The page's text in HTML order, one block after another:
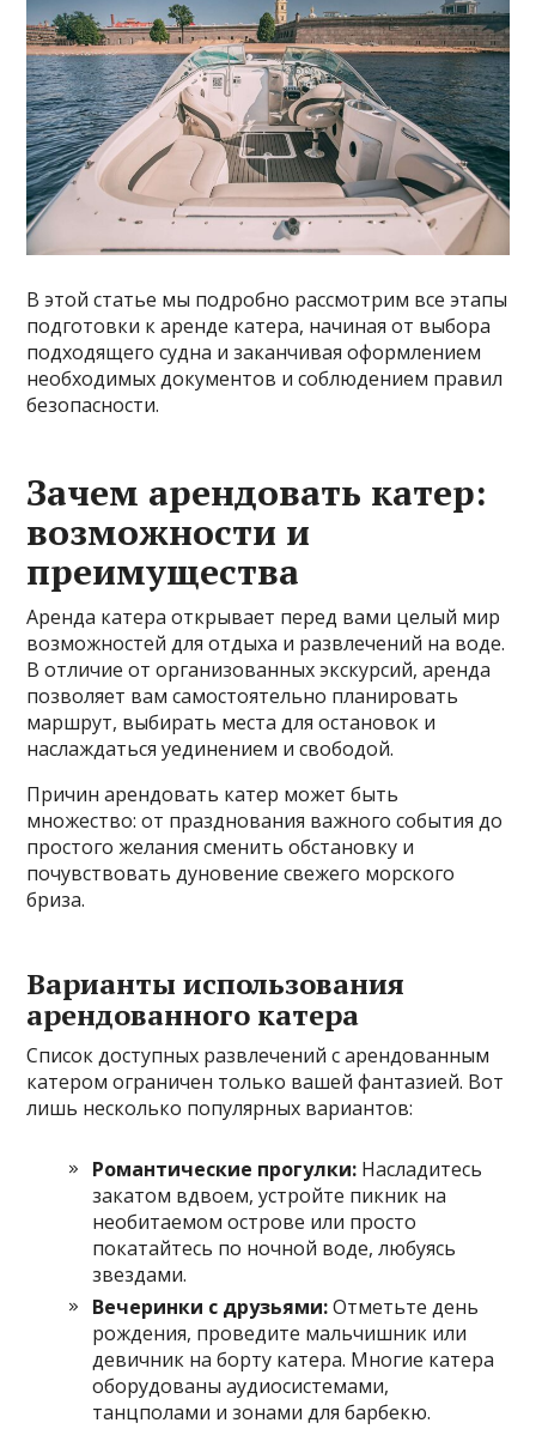
В этой статье мы подробно рассмотрим все этапы
подготовки к аренде катера, начиная от выбора
подходящего судна и заканчивая оформлением
необходимых документов и соблюдением правил
безопасности.
Зачем арендовать катер:
возможности и
преимущества
Аренда катера открывает перед вами целый мир
возможностей для отдыха и развлечений на воде.
В отличие от организованных экскурсий, аренда
позволяет вам самостоятельно планировать
маршрут, выбирать места для остановок и
наслаждаться уединением и свободой.
Причин арендовать катер может быть
множество: от празднования важного события до
простого желания сменить обстановку и
почувствовать дуновение свежего морского
бриза.
Варианты использования
арендованного катера
Список доступных развлечений с арендованным
катером ограничен только вашей фантазией. Вот
лишь несколько популярных вариантов:
Романтические прогулки: Насладитесь
закатом вдвоем, устройте пикник на
необитаемом острове или просто
покатайтесь по ночной воде, любуясь
звездами.
Вечеринки с друзьями:Отметьте день
рождения, проведите мальчишник или
девичник на борту катера. Многие катера
оборудованы аудиосистемами,
танцполами и зонами для барбекю.